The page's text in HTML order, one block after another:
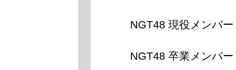
NGT48 現役メンバー
NGT48 卒業メンバー